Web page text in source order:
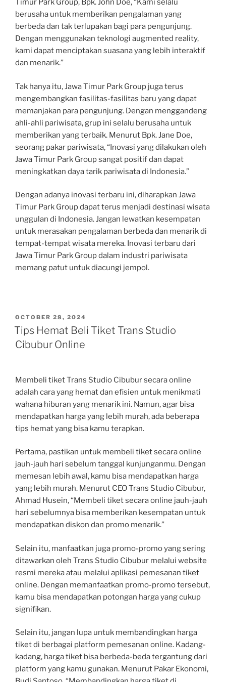
Timur Park Group, Bpk. John Doe, “Kami selalu
berusaha untuk memberikan pengalaman yang
berbeda dan tak terlupakan bagi para pengunjung.
Dengan menggunakan teknologi augmented reality,
kami dapat menciptakan suasana yang lebih interaktif
dan menarik.”
Tak hanya itu, Jawa Timur Park Group juga terus
mengembangkan fasilitas-fasilitas baru yang dapat
memanjakan para pengunjung. Dengan menggandeng
ahli-ahli pariwisata, grup ini selalu berusaha untuk
memberikan yang terbaik. Menurut Bpk. Jane Doe,
seorang pakar pariwisata, “Inovasi yang dilakukan oleh
Jawa Timur Park Group sangat positif dan dapat
meningkatkan daya tarik pariwisata di Indonesia.”
Dengan adanya inovasi terbaru ini, diharapkan Jawa
Timur Park Group dapat terus menjadi destinasi wisata
unggulan di Indonesia. Jangan lewatkan kesempatan
untuk merasakan pengalaman berbeda dan menarik di
tempat-tempat wisata mereka. Inovasi terbaru dari
Jawa Timur Park Group dalam industri pariwisata
memang patut untuk diacungi jempol.
POSTED
ON
OCTOBER 28, 2024
Tips Hemat Beli Tiket Trans Studio
Cibubur Online
Membeli tiket Trans Studio Cibubur secara online
adalah cara yang hemat dan efisien untuk menikmati
wahana hiburan yang menarik ini. Namun, agar bisa
mendapatkan harga yang lebih murah, ada beberapa
tips hemat yang bisa kamu terapkan.
Pertama, pastikan untuk membeli tiket secara online
jauh-jauh hari sebelum tanggal kunjunganmu. Dengan
memesan lebih awal, kamu bisa mendapatkan harga
yang lebih murah. Menurut CEO Trans Studio Cibubur,
Ahmad Husein, “Membeli tiket secara online jauh-jauh
hari sebelumnya bisa memberikan kesempatan untuk
mendapatkan diskon dan promo menarik.”
Selain itu, manfaatkan juga promo-promo yang sering
ditawarkan oleh Trans Studio Cibubur melalui website
resmi mereka atau melalui aplikasi pemesanan tiket
online. Dengan memanfaatkan promo-promo tersebut,
kamu bisa mendapatkan potongan harga yang cukup
signifikan.
Selain itu, jangan lupa untuk membandingkan harga
tiket di berbagai platform pemesanan online. Kadang-
kadang, harga tiket bisa berbeda-beda tergantung dari
platform yang kamu gunakan. Menurut Pakar Ekonomi,